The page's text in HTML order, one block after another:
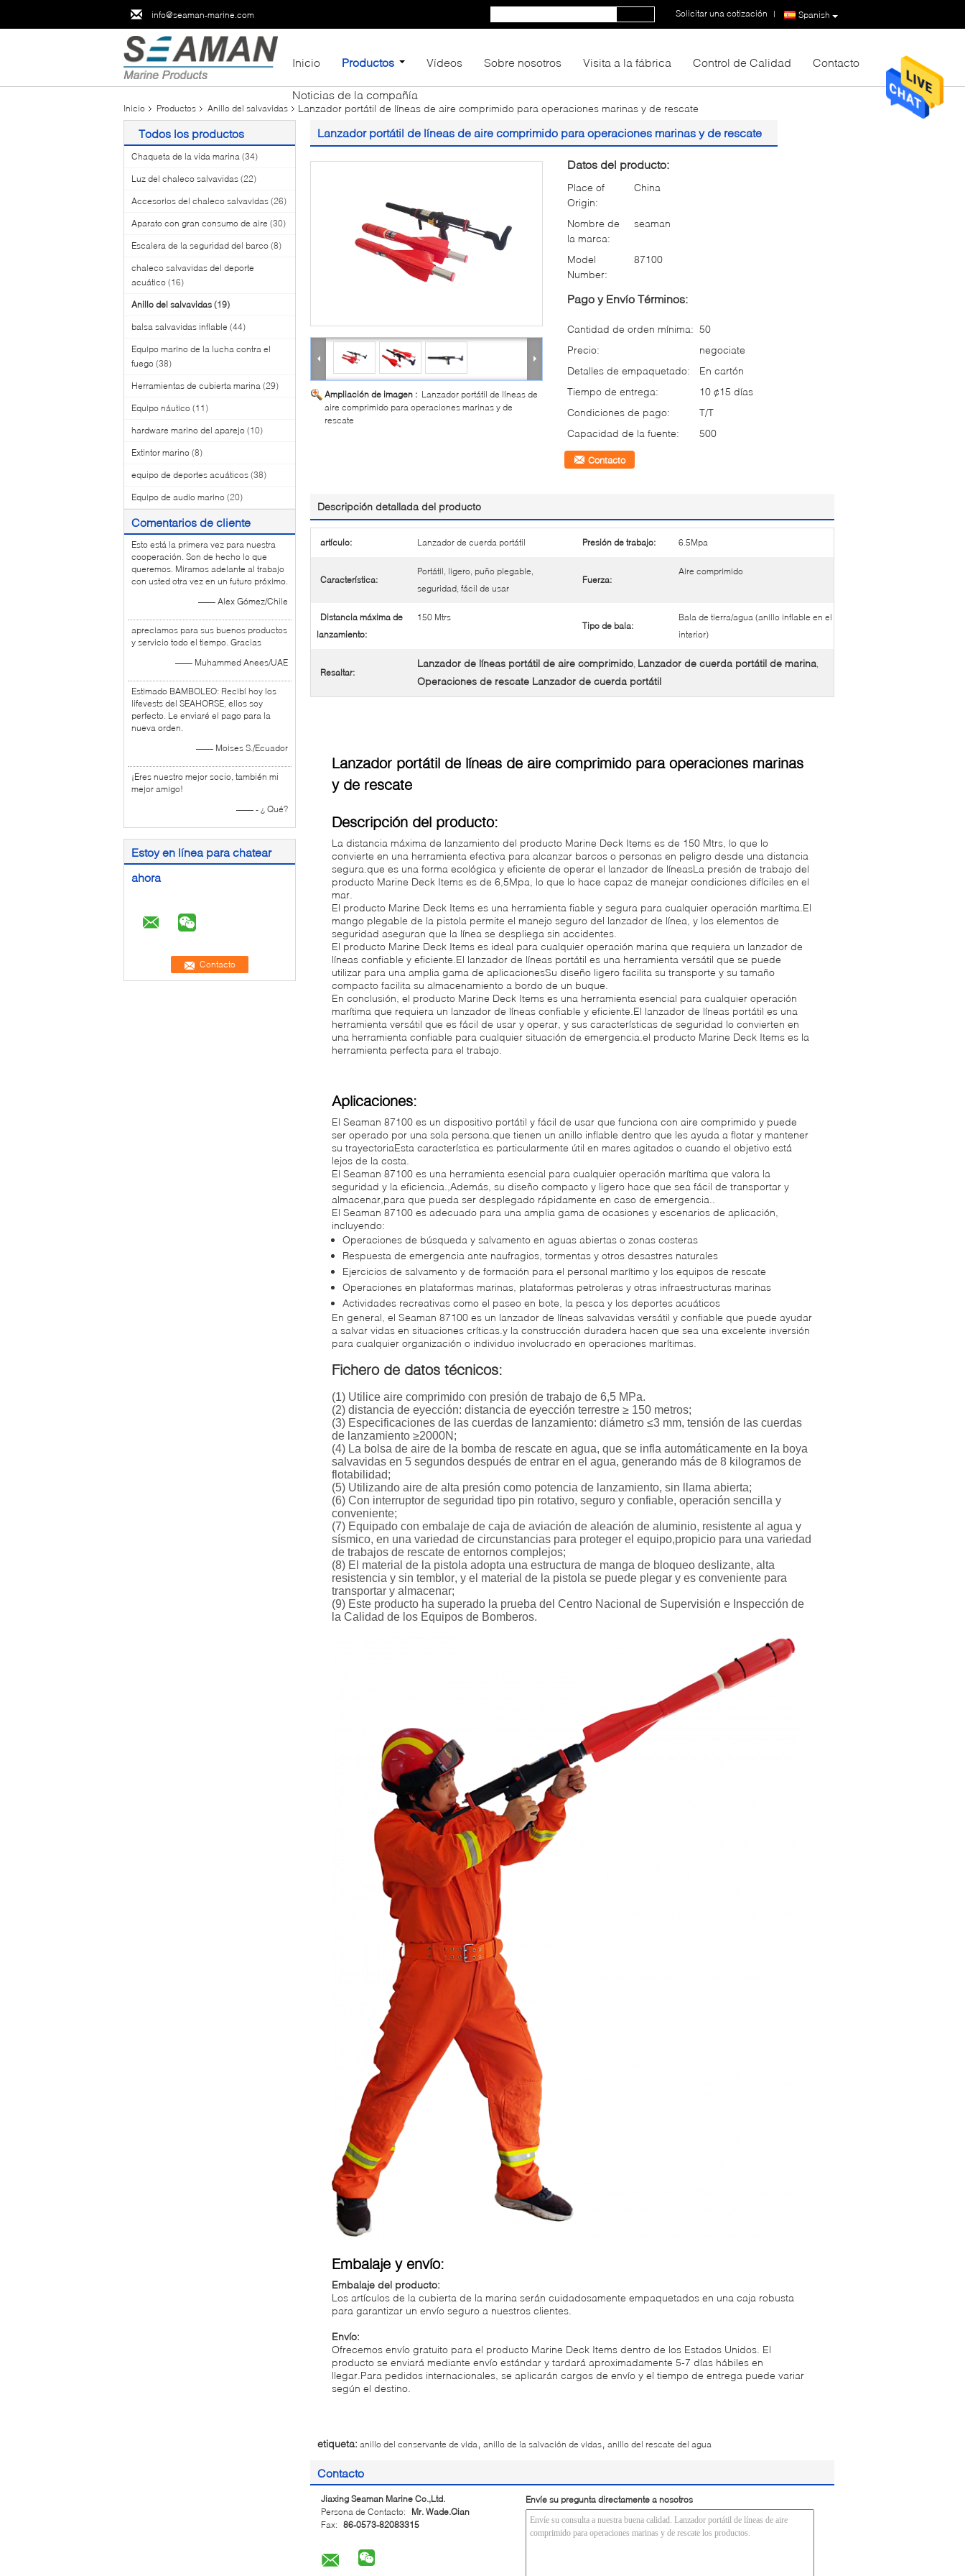
info@seaman-marine.com Spanish
Solicitar una cotización |
Inicio Productos Vídeos Sobre nosotros Visita a la fábrica Control de Calidad Contacto
Noticias de la compañía
Inicio Productos Anillo del salvavidas Lanzador portátil de líneas de aire comprimido para operaciones marinas y de rescate
Todos los productos
Chaqueta de la vida marina (34)
Luz del chaleco salvavidas (22)
Accesorios del chaleco salvavidas (26)
Aparato con gran consumo de aire (30)
Escalera de la seguridad del barco (8)
chaleco salvavidas del deporte
acuático (16)
Anillo del salvavidas (19)
balsa salvavidas inflable (44)
Equipo marino de la lucha contra el
fuego (38)
Herramientas de cubierta marina (29)
Equipo náutico (11)
hardware marino del aparejo (10)
Extintor marino (8)
equipo de deportes acuáticos (38)
Equipo de audio marino (20)
Comentarios de cliente
Esto está la primera vez para nuestra
cooperación. Son de hecho lo que
queremos. Miramos adelante al trabajo
con usted otra vez en un futuro próximo.
—— Alex Gómez/Chile
apreciamos para sus buenos productos
y servicio todo el tiempo. Gracias
—— Muhammed Anees/UAE
Estimado BAMBOLEO: Recibí hoy los
lifevests del SEAHORSE, ellos soy
perfecto. Le enviaré el pago para la
nueva orden.
—— Moises S./Ecuador
¡Eres nuestro mejor socio, también mi
mejor amigo!
—— - ¿ Qué?
Estoy en línea para chatear
ahora
Lanzador portátil de líneas de aire comprimido para operaciones marinas y de rescate
Ampliación de imagen : Lanzador portátil de líneas de
aire comprimido para operaciones marinas y de
rescate
Datos del producto:
Place of
Origin:
China
Nombre de
la marca:
seaman
Model
Number:
87100
Pago y Envío Términos:
Cantidad de orden mínima: 50
Precio:
negociate
Detalles de empaquetado:
En cartón
Tiempo de entrega:
10 ¢15 días
Condiciones de pago:
T/T
Capacidad de la fuente:
500
Contacto
Descripción detallada del producto
artículo: Lanzador de cuerda portátil Presión de trabajo: 6.5Mpa
Característica:
Portátil, ligero, puño plegable,
seguridad, fácil de usar
Fuerza:
Aire comprimido
Distancia máxima de
lanzamiento:
150 Mtrs
Tipo de bala:
Bala de tierra/agua (anillo inflable en el
interior)
Resaltar:
Lanzador de líneas portátil de aire comprimido, Lanzador de cuerda portátil de marina,
Operaciones de rescate Lanzador de cuerda portátil
Lanzador portátil de líneas de aire comprimido para operaciones marinas
y de rescate
Descripción del producto:
La distancia máxima de lanzamiento del producto Marine Deck Items es de 150 Mtrs, lo que lo
convierte en una herramienta efectiva para alcanzar barcos o personas en peligro desde una distancia
segura.que es una forma ecológica y eficiente de operar el lanzador de líneasLa presión de trabajo del
producto Marine Deck Items es de 6,5Mpa, lo que lo hace capaz de manejar condiciones difíciles en el
mar.
El producto Marine Deck Items es una herramienta fiable y segura para cualquier operación marítima.El
mango plegable de la pistola permite el manejo seguro del lanzador de línea, y los elementos de
seguridad aseguran que la línea se despliega sin accidentes.
El producto Marine Deck Items es ideal para cualquier operación marina que requiera un lanzador de
líneas confiable y eficiente.El lanzador de líneas portátil es una herramienta versátil que se puede
utilizar para una amplia gama de aplicacionesSu diseño ligero facilita su transporte y su tamaño
compacto facilita su almacenamiento a bordo de un buque.
En conclusión, el producto Marine Deck Items es una herramienta esencial para cualquier operación
marítima que requiera un lanzador de líneas confiable y eficiente.El lanzador de líneas portátil es una
herramienta versátil que es fácil de usar y operar, y sus características de seguridad lo convierten en
una herramienta confiable para cualquier situación de emergencia.el producto Marine Deck Items es la
herramienta perfecta para el trabajo.
Aplicaciones:
El Seaman 87100 es un dispositivo portátil y fácil de usar que funciona con aire comprimido y puede
ser operado por una sola persona.que tienen un anillo inflable dentro que les ayuda a flotar y mantener
su trayectoriaEsta característica es particularmente útil en mares agitados o cuando el objetivo está
lejos de la costa.
El Seaman 87100 es una herramienta esencial para cualquier operación marítima que valora la
seguridad y la eficiencia.,Además, su diseño compacto y ligero hace que sea fácil de transportar y
almacenar,para que pueda ser desplegado rápidamente en caso de emergencia..
El Seaman 87100 es adecuado para una amplia gama de ocasiones y escenarios de aplicación,
incluyendo:
Operaciones de búsqueda y salvamento en aguas abiertas o zonas costeras
Respuesta de emergencia ante naufragios, tormentas y otros desastres naturales
Ejercicios de salvamento y de formación para el personal marítimo y los equipos de rescate
Operaciones en plataformas marinas, plataformas petroleras y otras infraestructuras marinas
Actividades recreativas como el paseo en bote, la pesca y los deportes acuáticos
En general, el Seaman 87100 es un lanzador de líneas salvavidas versátil y confiable que puede ayudar
a salvar vidas en situaciones críticas.y la construcción duradera hacen que sea una excelente inversión
para cualquier organización o individuo involucrado en operaciones marítimas.
Fichero de datos técnicos:
(1) Utilice aire comprimido con presión de trabajo de 6,5 MPa.
(2) distancia de eyección: distancia de eyección terrestre ≥ 150 metros;
(3) Especificaciones de las cuerdas de lanzamiento: diámetro ≤3 mm, tensión de las cuerdas
de lanzamiento ≥2000N;
(4) La bolsa de aire de la bomba de rescate en agua, que se infla automáticamente en la boya
salvavidas en 5 segundos después de entrar en el agua, generando más de 8 kilogramos de
flotabilidad;
(5) Utilizando aire de alta presión como potencia de lanzamiento, sin llama abierta;
(6) Con interruptor de seguridad tipo pin rotativo, seguro y confiable, operación sencilla y
conveniente;
(7) Equipado con embalaje de caja de aviación de aleación de aluminio, resistente al agua y
sísmico, en una variedad de circunstancias para proteger el equipo,propicio para una variedad
de trabajos de rescate de entornos complejos;
(8) El material de la pistola adopta una estructura de manga de bloqueo deslizante, alta
resistencia y sin temblor, y el material de la pistola se puede plegar y es conveniente para
transportar y almacenar;
(9) Este producto ha superado la prueba del Centro Nacional de Supervisión e Inspección de
la Calidad de los Equipos de Bomberos.
Embalaje y envío:
Embalaje del producto:
Los artículos de la cubierta de la marina serán cuidadosamente empaquetados en una caja robusta
para garantizar un envío seguro a nuestros clientes.
Envío:
Ofrecemos envío gratuito para el producto Marine Deck Items dentro de los Estados Unidos. El
producto se enviará mediante envío estándar y tardará aproximadamente 5-7 días hábiles en
llegar.Para pedidos internacionales, se aplicarán cargos de envío y el tiempo de entrega puede variar
según el destino.
etiqueta: anillo del conservante de vida, anillo de la salvación de vidas, anillo del rescate del agua
Contacto
Jiaxing Seaman Marine Co.,Ltd.
Persona de Contacto:
Mr. Wade.Qian
Fax: 86-0573-82083315
Envíe su pregunta directamente a nosotros